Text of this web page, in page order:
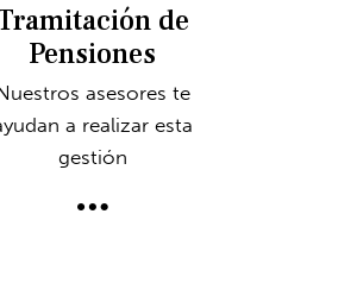
de
Pensiones
asesores te
a realizar esta
gestión